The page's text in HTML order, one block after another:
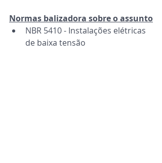
Normas balizadora sobre o assunto
NBR 5410 - Instalações elétricas
de baixa tensão